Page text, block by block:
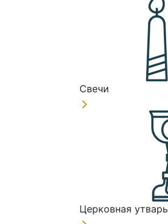
Свечи
Церковная утварь